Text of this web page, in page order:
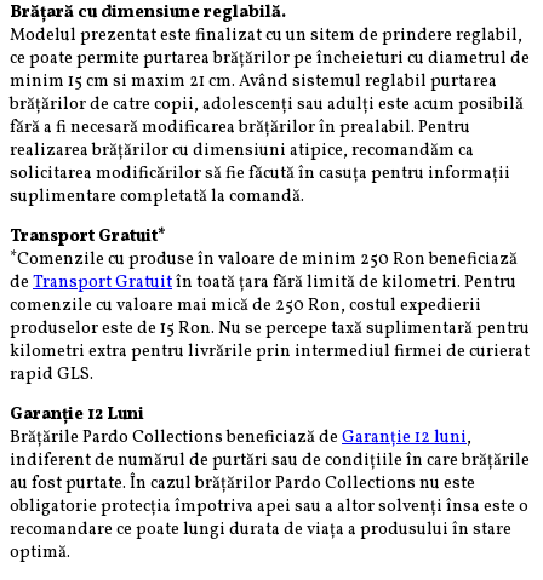
Brățară cu dimensiune reglabilă.
Modelul prezentat este finalizat cu un sitem de prindere reglabil,
ce poate permite purtarea brățărilor pe încheieturi cu diametrul de
minim 15 cm si maxim 21 cm. Având sistemul reglabil purtarea
brățărilor de catre copii, adolescenți sau adulți este acum posibilă
fără a fi necesară modificarea brățărilor în prealabil. Pentru
realizarea brățărilor cu dimensiuni atipice, recomandăm ca
solicitarea modificărilor să fie făcută în casuța pentru informații
suplimentare completată la comandă.
Transport Gratuit*
*Comenzile cu produse în valoare de minim 250 Ron beneficiază
de Transport Gratuitîn toată țara fără limită de kilometri. Pentru
comenzile cu valoare mai mică de 250 Ron, costul expedierii
produselor este de 15 Ron. Nu se percepe taxă suplimentară pentru
kilometri extra pentru livrările prin intermediul firmei de curierat
rapid GLS.
Garanție 12 Luni
Brățările Pardo Collections beneficiază de Garanție 12 luni,
indiferent de numărul de purtări sau de condițiile în care brățările
au fost purtate. În cazul brățărilor Pardo Collections nu este
obligatorie protecția împotriva apei sau a altor solvenți însa este o
recomandare ce poate lungi durata de viața a produsului în stare
optimă.